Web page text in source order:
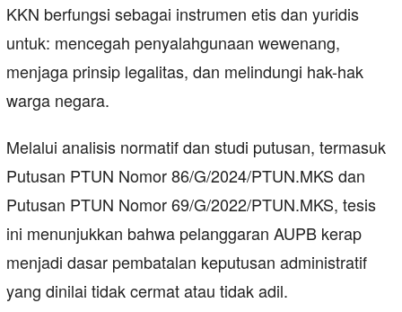
KKN berfungsi sebagai instrumen etis dan yuridis
untuk: mencegah penyalahgunaan wewenang,
menjaga prinsip legalitas, dan melindungi hak-hak
warga negara.
Melalui analisis normatif dan studi putusan, termasuk
Putusan PTUN Nomor 86/G/2024/PTUN.MKS dan
Putusan PTUN Nomor 69/G/2022/PTUN.MKS, tesis
ini menunjukkan bahwa pelanggaran AUPB kerap
menjadi dasar pembatalan keputusan administratif
yang dinilai tidak cermat atau tidak adil.